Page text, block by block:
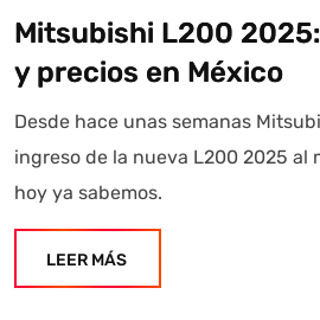
Mitsubishi L200
y precios en México
Desde hace unas semanas
ingreso de la nueva L200 2025 al
hoy ya sabemos.
LEER MÁS